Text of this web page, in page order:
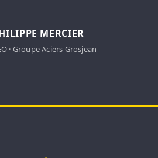
MERCIER
· Groupe Aciers Grosjean